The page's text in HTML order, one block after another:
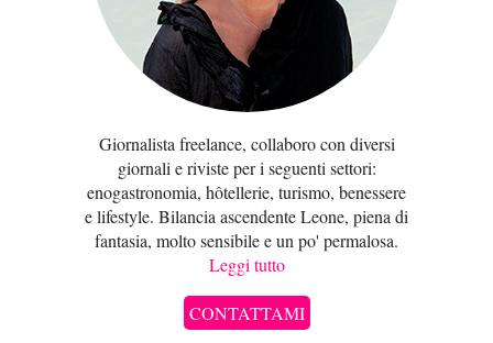
Giornalista freelance, collaboro con diversi
giornali e riviste per i seguenti settori:
enogastronomia, hôtellerie, turismo, benessere
e lifestyle. Bilancia ascendente Leone, piena di
fantasia, molto sensibile e un po' permalosa.
Leggi tutto
CONTATTAMI